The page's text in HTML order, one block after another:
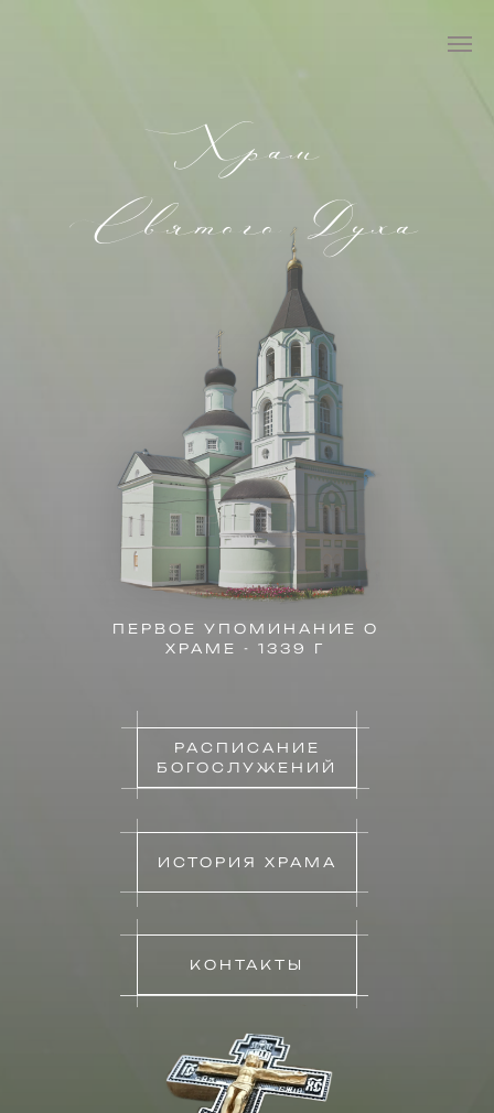
Храм
Святого Духа
РАСПИСАНИЕ
БОГОСЛУЖЕНИЙ
ИСТОРИЯ ХРАМА
КОНТАКТЫ
ПЕРВОЕ УПОМИНАНИЕ О
ХРАМЕ - 1339 Г